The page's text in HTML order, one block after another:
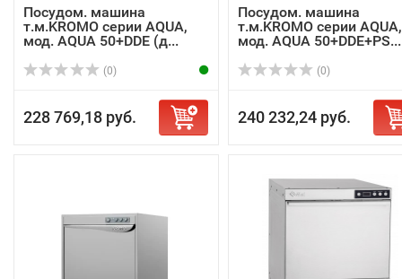
Посудом. машина
т.м.KROMO серии AQUA,
мод. AQUA 50+DDE (д...
(0)
228 769,18 руб.
Посудом. машина
т.м.KROMO серии AQUA,
мод. AQUA 50+DDE+PS...
(0)
240 232,24 руб.